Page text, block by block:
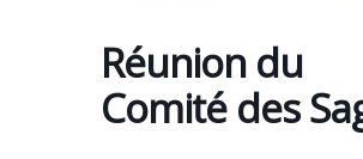
Réunion du
Comité des